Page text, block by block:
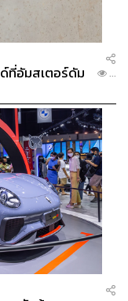
ที่อัมสเตอร์ดัม ...